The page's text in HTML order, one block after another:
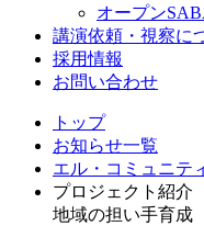
オープン
講演依頼・視察に
採用情報
お問い合わせ
トップ
お知らせ一覧
エル・コミュニテ
プロジェクト紹介
地域の担い手育成